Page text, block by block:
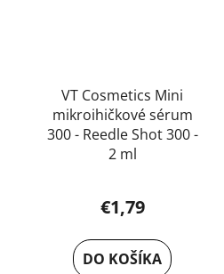
VT Cosmetics Mini
mikroihičkové sérum
300 - Reedle Shot 300 -
2 ml
€1,79
DO KOŠÍKA